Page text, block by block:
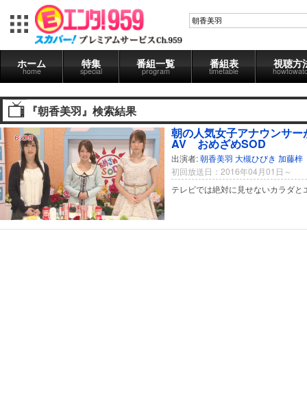
ホーム
home
特集
special
番組一覧
program
番組表
timetable
視聴方
『朝香美羽』検索結果
朝の人気女子アナウンサ
AV おめざめSOD
出演者:朝香美羽 大槻ひびき 加藤梓
初回放送日：2016年04月01日～
テレビでは絶対に見せないカラダと